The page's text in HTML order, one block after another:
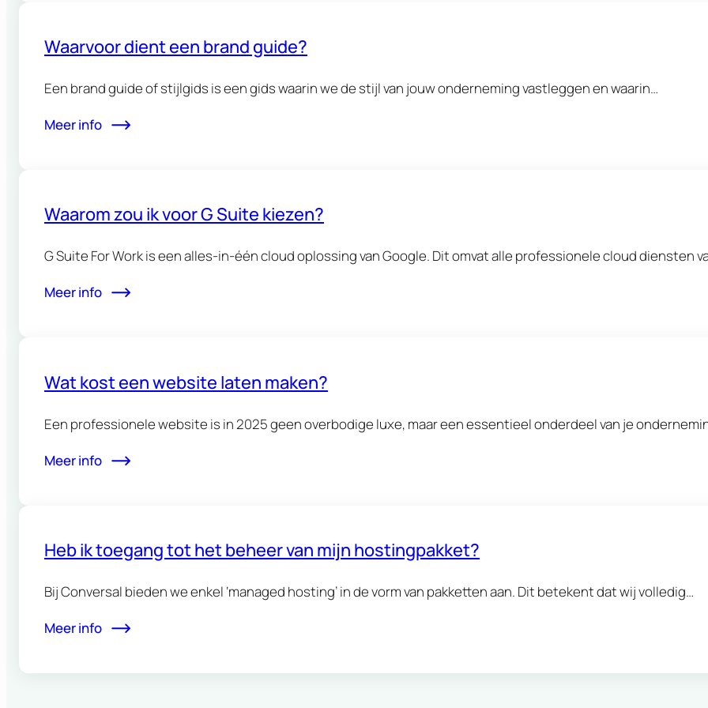
Waarvoor dient een brand guide?
Een brand guide of stijlgids is een gids waarin we de stijl van jouw onderneming vastleggen en waarin…
Meer info
Waarom zou ik voor G Suite kiezen?
G Suite For Work is een alles-in-één cloud oplossing van Google. Dit omvat alle professionele cloud diensten
Meer info
Wat kost een website laten maken?
Een professionele website is in 2025 geen overbodige luxe, maar een essentieel onderdeel van je
Meer info
Heb ik toegang tot het beheer van mijn hostingpakket?
Bij Conversal bieden we enkel ‘managed hosting’ in de vorm van pakketten aan. Dit betekent dat wij volledig…
Meer info